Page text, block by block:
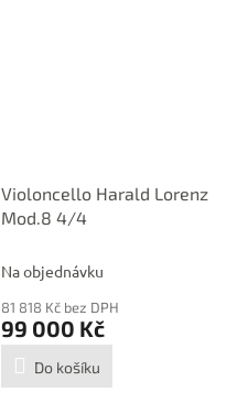
Violoncello Harald Lorenz
Mod.8 4/4
Na objednávku
81 818 Kč bez DPH
99 000 Kč
Do košíku